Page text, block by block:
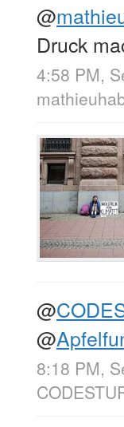
@
Druck
4:58 PM,
@
@
8:18 PM,